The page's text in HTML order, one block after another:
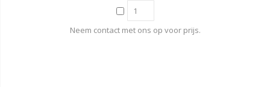
Neem contact met ons op voor prijs.